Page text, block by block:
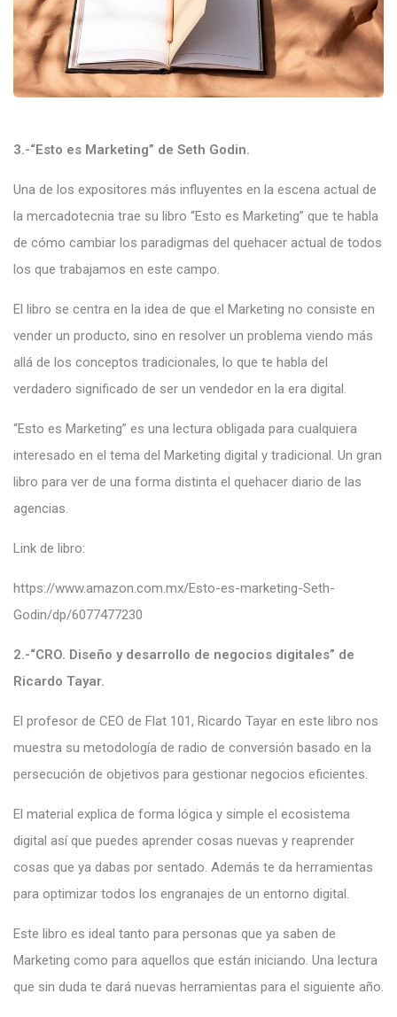
3.-“Esto es Marketing” de Seth Godin.
Una de los expositores más influyentes en la escena actual de
la mercadotecnia trae su libro “Esto es Marketing” que te habla
de cómo cambiar los paradigmas del quehacer actual de todos
los que trabajamos en este campo.
El libro se centra en la idea de que el Marketing no consiste en
vender un producto, sino en resolver un problema viendo más
allá de los conceptos tradicionales, lo que te habla del
verdadero significado de ser un vendedor en la era digital.
“Esto es Marketing” es una lectura obligada para cualquiera
interesado en el tema del Marketing digital y tradicional. Un gran
libro para ver de una forma distinta el quehacer diario de las
agencias.
Link de libro:
https://www.amazon.com.mx/Esto-es-marketing-Seth-
Godin/dp/6077477230
2.-“CRO. Diseño y desarrollo de negocios digitales” de
Ricardo Tayar.
El profesor de CEO de Flat 101, Ricardo Tayar en este libro nos
muestra su metodología de radio de conversión basado en la
persecución de objetivos para gestionar negocios eficientes.
El material explica de forma lógica y simple el ecosistema
digital así que puedes aprender cosas nuevas y reaprender
cosas que ya dabas por sentado. Además te da herramientas
para optimizar todos los engranajes de un entorno digital.
Este libro es ideal tanto para personas que ya saben de
Marketing como para aquellos que están iniciando. Una lectura
que sin duda te dará nuevas herramientas para el siguiente año.